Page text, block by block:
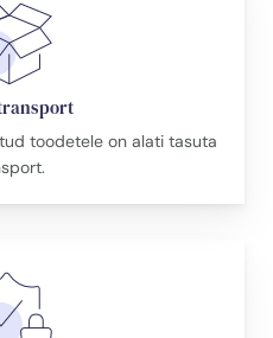
toodetele on alati tasuta